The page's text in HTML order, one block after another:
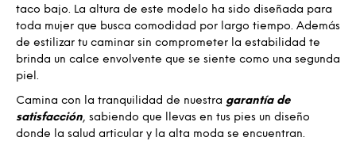
taco bajo. La altura de este modelo ha sido diseñada para
toda mujer que busca comodidad por largo tiempo. Además
de estilizar tu caminar sin comprometer la estabilidad te
brinda un calce envolvente que se siente como una segunda
piel.
Camina con la tranquilidad de nuestra garantía de
satisfacción, sabiendo que llevas en tus pies un diseño
donde la salud articular y la alta moda se encuentran.